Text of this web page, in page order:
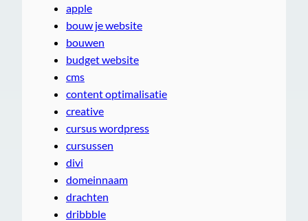
apple
bouw je website
bouwen
budget website
cms
content optimalisatie
creative
cursus wordpress
cursussen
divi
domeinnaam
drachten
dribbble